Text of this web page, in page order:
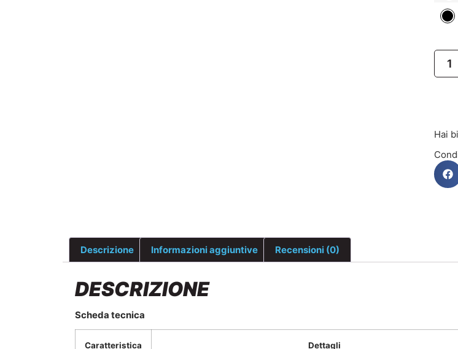
Hai
Descrizione Informazioni aggiuntive Recensioni (0)
DESCRIZIONE
Scheda tecnica
Caratteristica Dettagli